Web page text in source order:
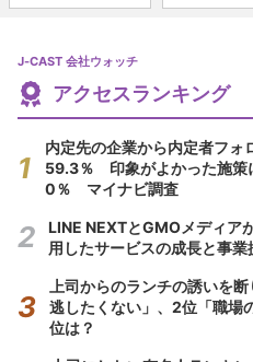
J-CAST 会社ウォッチ
アクセスランキング
内定先の企業から内定者フォ
59.3％ 印象がよかった施策
0％ マイナビ調査
LINE NEXTとGMOメディ
用したサービスの成長と事業
上司からのランチの誘いを
逃したくない」、2位「職場
位は？